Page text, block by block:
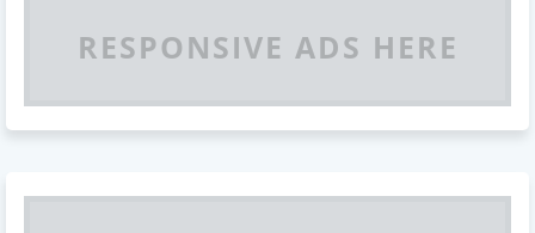
RESPONSIVE ADS HERE